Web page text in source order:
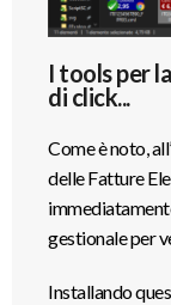
I tools per
di click...
Come è noto,
delle Fatture
gestionale per
Installando